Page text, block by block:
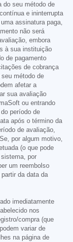
do seu método de
e ininterrupta
assinatura paga,
não será
embora
à sua instituição
de pagamento
de cobrança
método de
afetar a
sua avaliação
ou entrando
período de
após o término da
de avaliação,
por algum motivo,
(o que pode
por
um reembolso
da data da
imediatamente
nos
compra (que
variar de
na página de